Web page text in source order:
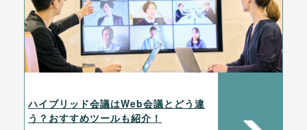
ハイブリッド会議はWeb会議とどう違
う？おすすめツールも紹介！